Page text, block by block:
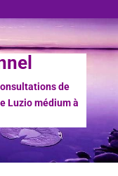
de
médium à